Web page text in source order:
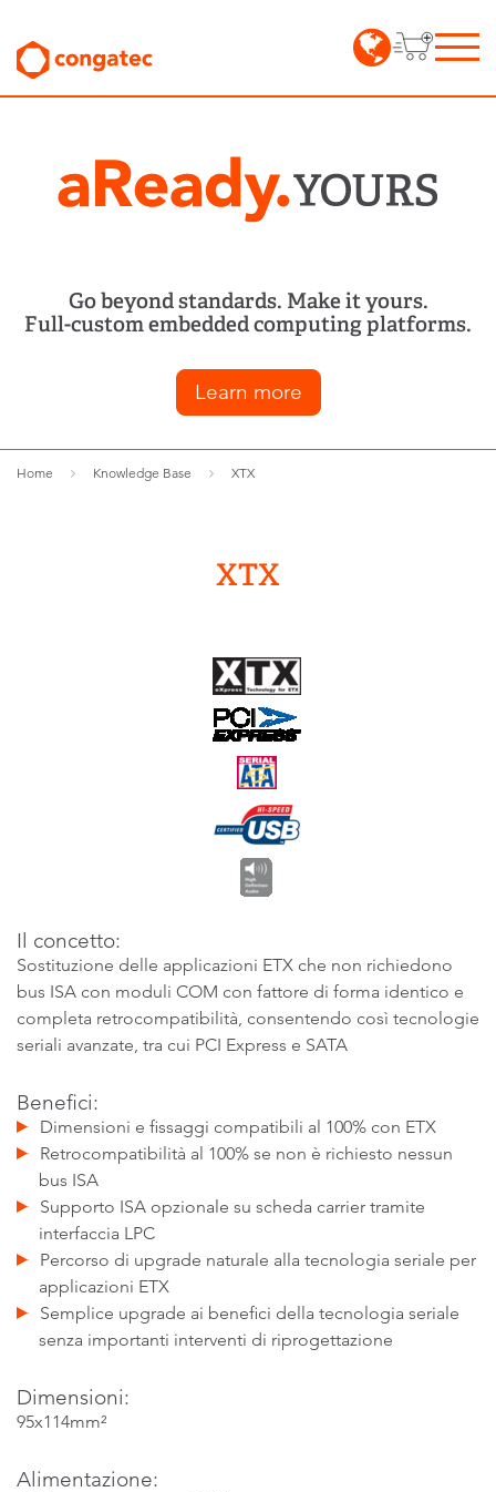
Go beyond standards. Make it yours.
Full-custom embedded computing platforms.
Learn more
Home Knowledge Base XTX
XTX
Il concetto:
Sostituzione delle applicazioni ETX che non richiedono
bus ISA con moduli COM con fattore di forma identico e
completa retrocompatibilità, consentendo così tecnologie
seriali avanzate, tra cui PCI Express e SATA
Benefici:
Dimensioni e fissaggi compatibili al 100% con ETX
Retrocompatibilità al 100% se non è richiesto nessun
bus ISA
Supporto ISA opzionale su scheda carrier tramite
interfaccia LPC
Percorso di upgrade naturale alla tecnologia seriale per
applicazioni ETX
Semplice upgrade ai benefici della tecnologia seriale
senza importanti interventi di riprogettazione
Dimensioni:
95x114mm²
Alimentazione: